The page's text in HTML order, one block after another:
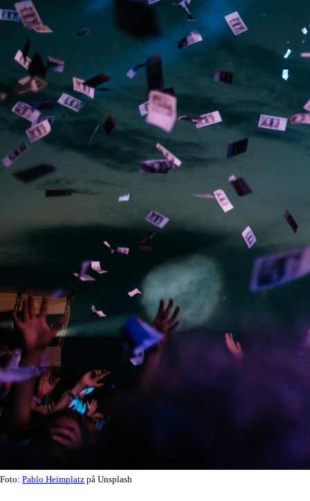
Foto: Pablo Heimplatz på Unsplash